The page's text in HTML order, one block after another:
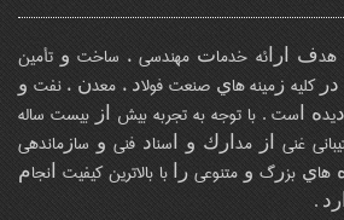
ﻫﺪﻑ ﺍﺭﺍﺋﻪ ﺧﺪﻣﺎﺕ ﻣﻬﻨﺪﺳﻲ ، ﺳﺎﺧﺖ ﻭ ﺗﺄﻣﻴﻦ
ﺩﺭ ﻛﻠﻴﻪ ﺯﻣﻴﻨﻪ ﻫﺎﻱ ﺻﻨﻌﺖ ﻓﻮﻻﺩ ، ﻣﻌﺪﻥ ، ﻧﻔﺖ ﻭ
ﺍﺳﺖ . ﺑﺎ ﺗﻮﺟﻪ ﺑﻪ ﺗﺠﺮﺑﻪ ﺑﻴﺶ ﺍﺯ ﺑﻴﺴﺖ ﺳﺎﻟﻪ
ﻏﻨﻲ ﺍﺯ ﻣﺪﺍﺭﻙ ﻭ ﺍﺳﻨﺎﺩ ﻓﻨﻲ ﻭ ﺳﺎﺯﻣﺎﻧﺪﻫﻲ
ﺑﺰﺭگ ﻭ ﻣﺘﻨﻮﻋﻲ ﺭﺍ ﺑﺎ ﺑﺎﻻﺗﺮﻳﻦ ﻛﻴﻔﻴﺖ ﺍﻧﺠﺎﻡ
.